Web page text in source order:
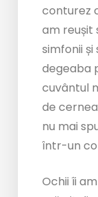
conturez
am reușit
simfonii
degeaba
cuvântul
de
nu mai
într-un
Ochii îi